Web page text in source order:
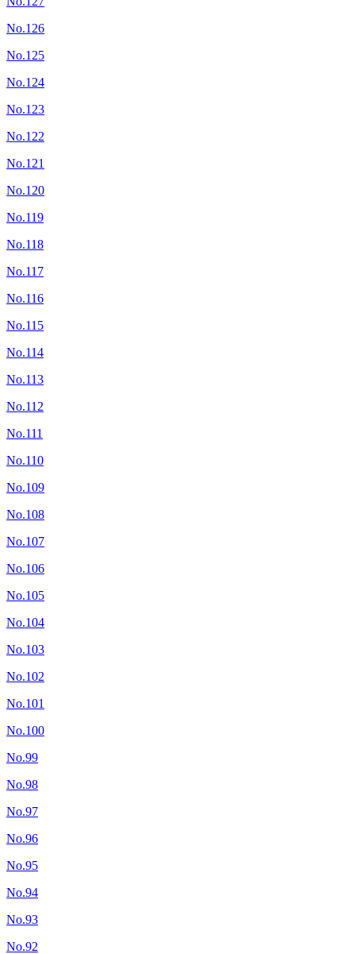
No.126
No.125
No.124
No.123
No.122
No.121
No.120
No.119
No.118
No.117
No.116
No.115
No.114
No.113
No.112
No.111
No.110
No.109
No.108
No.107
No.106
No.105
No.104
No.103
No.102
No.101
No.100
No.99
No.98
No.97
No.96
No.95
No.94
No.93
No.92